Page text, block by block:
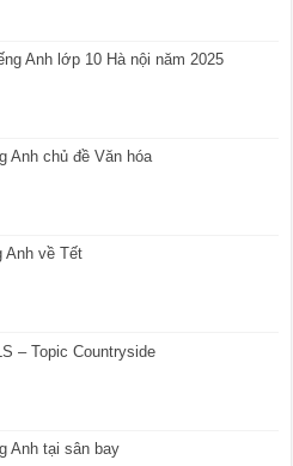
Anh lớp 10 Hà nội năm 2025
Anh chủ đề Văn hóa
Anh về Tết
– Topic Countryside
Anh tại sân bay